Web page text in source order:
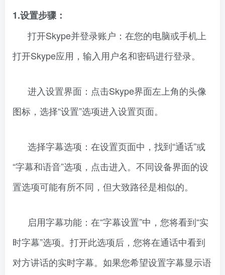
1.设置步骤：
打开Skype并登录账户：在您的电脑或手机上
打开Skype应用，输入用户名和密码进行登录。
进入设置界面：点击Skype界面左上角的头像
图标，选择“设置”选项进入设置页面。
选择字幕选项：在设置页面中，找到“通话”或
“字幕和语音”选项，点击进入。不同设备界面的设
置选项可能有所不同，但大致路径是相似的。
启用字幕功能：在“字幕设置”中，您将看到“实
时字幕”选项。打开此选项后，您将在通话中看到
对方讲话的实时字幕。如果您希望设置字幕显示语